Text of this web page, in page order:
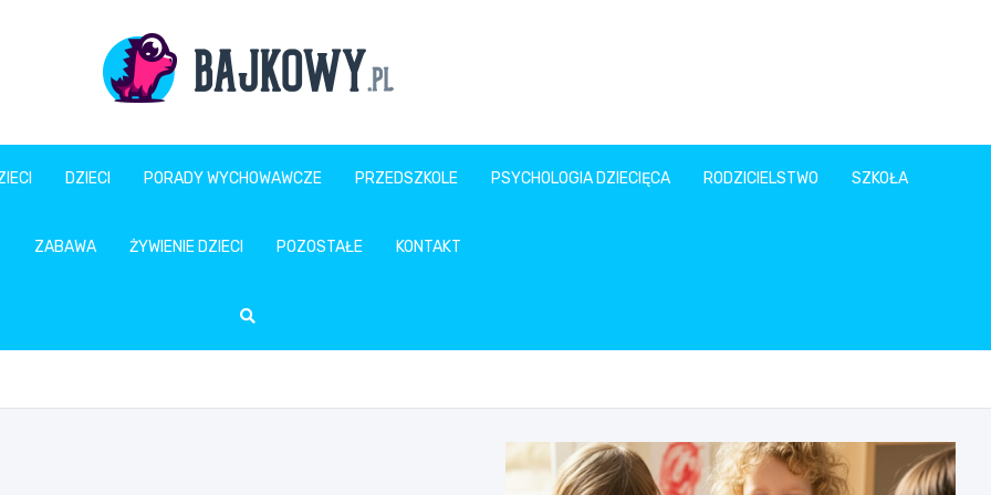
Bajkowy.pl
DZIECI PORADY WYCHOWAWCZE PRZEDSZKOLE PSYCHOLOGIA DZIECIĘCA RODZICIELSTWO SZKOŁA
ZABAWA ŻYWIENIE DZIECI POZOSTAŁE KONTAKT